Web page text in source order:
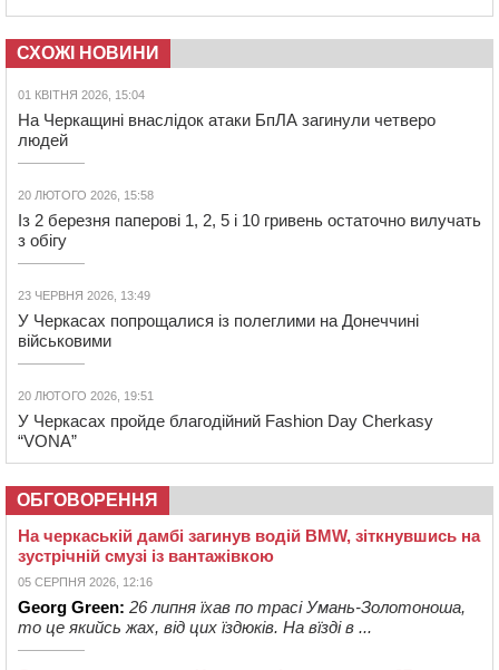
СХОЖІ НОВИНИ
01 КВІТНЯ 2026, 15:04
На Черкащині внаслідок атаки БпЛА загинули четверо
людей
20 ЛЮТОГО 2026, 15:58
Із 2 березня паперові 1, 2, 5 і 10 гривень остаточно вилучать
з обігу
23 ЧЕРВНЯ 2026, 13:49
У Черкасах попрощалися із полеглими на Донеччині
військовими
20 ЛЮТОГО 2026, 19:51
У Черкасах пройде благодійний Fashion Day Cherkasy
“VONA”
ОБГОВОРЕННЯ
На черкаській дамбі загинув водій BMW, зіткнувшись на
зустрічній смузі із вантажівкою
05 СЕРПНЯ 2026, 12:16
Georg Green: 26 липня їхав по трасі Умань-Золотоноша,
то це якийсь жах, від цих їздюків. На вїзді в ...